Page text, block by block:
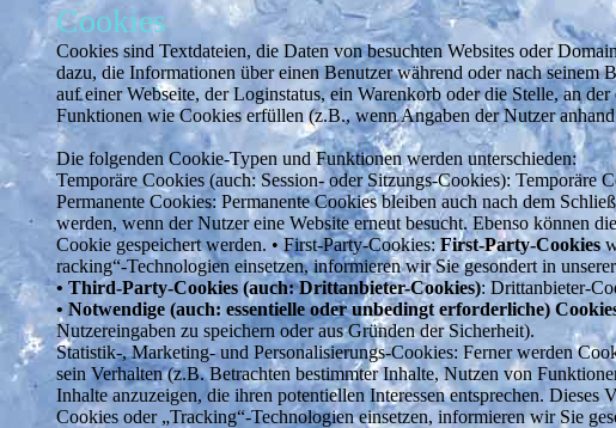
Cookies
Cookies sind Textdateien, die Daten von besuchten Websites oder
dazu, die Informationen über einen Benutzer während oder nach seinem
auf einer Webseite, der Loginstatus, ein Warenkorb oder die Stelle, an
Funktionen wie Cookies erfüllen (z.B., wenn Angaben der Nutzer
Die folgenden Cookie-Typen und Funktionen werden unterschieden:
Temporäre Cookies (auch: Session- oder Sitzungs-Cookies): Temporäre
Permanente Cookies: Permanente Cookies bleiben auch nach dem
werden, wenn der Nutzer eine Website erneut besucht. Ebenso können
Cookie gespeichert werden. • First-Party-Cookies:First-Party-Cookies
racking“-Technologien einsetzen, informieren wir Sie gesondert in
• Third-Party-Cookies (auch: Drittanbieter-Cookies): Drittanbieter-
• Notwendige (auch: essentielle oder unbedingt erforderliche)
Nutzereingaben zu speichern oder aus Gründen der Sicherheit).
Statistik-, Marketing- und Personalisierungs-Cookies: Ferner werden
sein Verhalten (z.B. Betrachten bestimmter Inhalte, Nutzen von
Inhalte anzuzeigen, die ihren potentiellen Interessen entsprechen.
Cookies oder „Tracking“-Technologien einsetzen, informieren wir Sie